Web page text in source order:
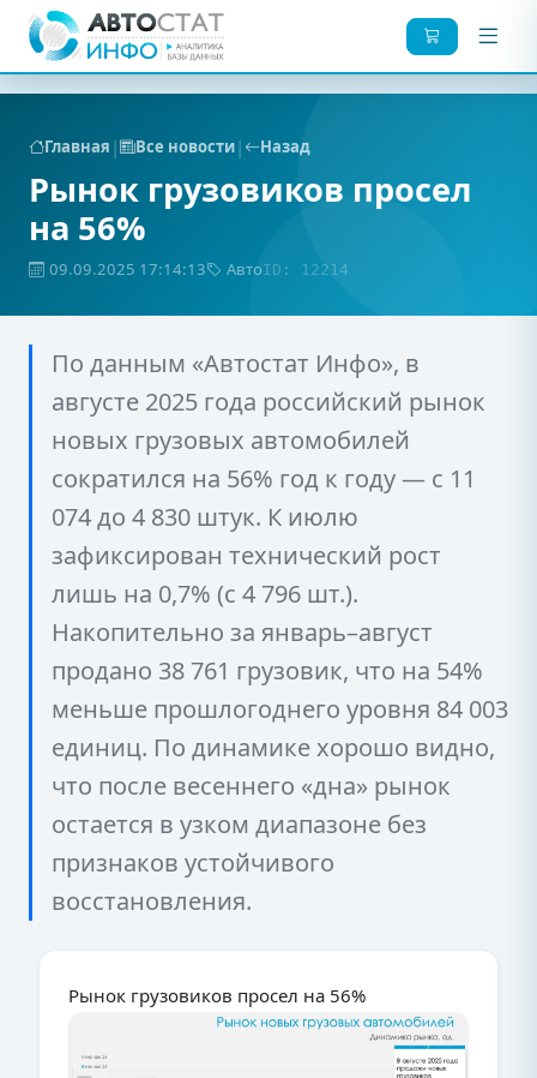
Главная | Все новости| Назад
Рынок грузовиков просел
на 56%
09.09.2025 17:14:13 АвтоID: 12214
По данным «Автостат Инфо», в
августе 2025 года российский рынок
новых грузовых автомобилей
сократился на 56% год к году — с 11
074 до 4 830 штук. К июлю
зафиксирован технический рост
лишь на 0,7% (с 4 796 шт.).
Накопительно за январь–август
продано 38 761 грузовик, что на 54%
меньше прошлогоднего уровня 84 003
единиц. По динамике хорошо видно,
что после весеннего «дна» рынок
остается в узком диапазоне без
признаков устойчивого
восстановления.
Рынок грузовиков просел на 56%